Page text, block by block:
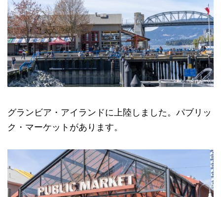
グランビア・アイランドに上陸しました。パブリッ
ク・マーケットがあります。